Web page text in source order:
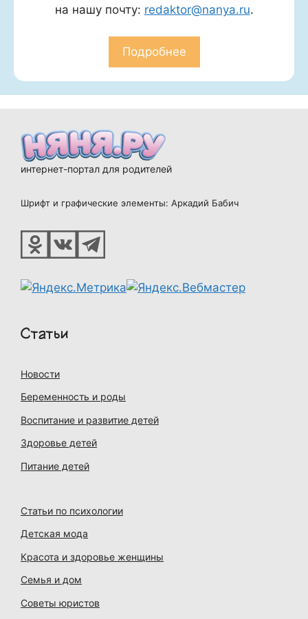
на нашу почту: redaktor@nanya.ru.
Подробнее
интернет-портал для родителей
Шрифт и графические элементы: Аркадий Бабич
Статьи
Новости
Беременность и роды
Воспитание и развитие детей
Здоровье детей
Питание детей
Статьи по психологии
Детская мода
Красота и здоровье женщины
Семья и дом
Советы юристов